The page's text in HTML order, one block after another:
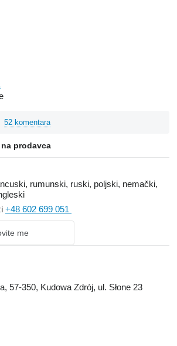
52 komentara
prodavca
rumunski, ruski, poljski, nemački,
+48 602 699 051
me
57-350, Kudowa Zdrój, ul. Słone 23